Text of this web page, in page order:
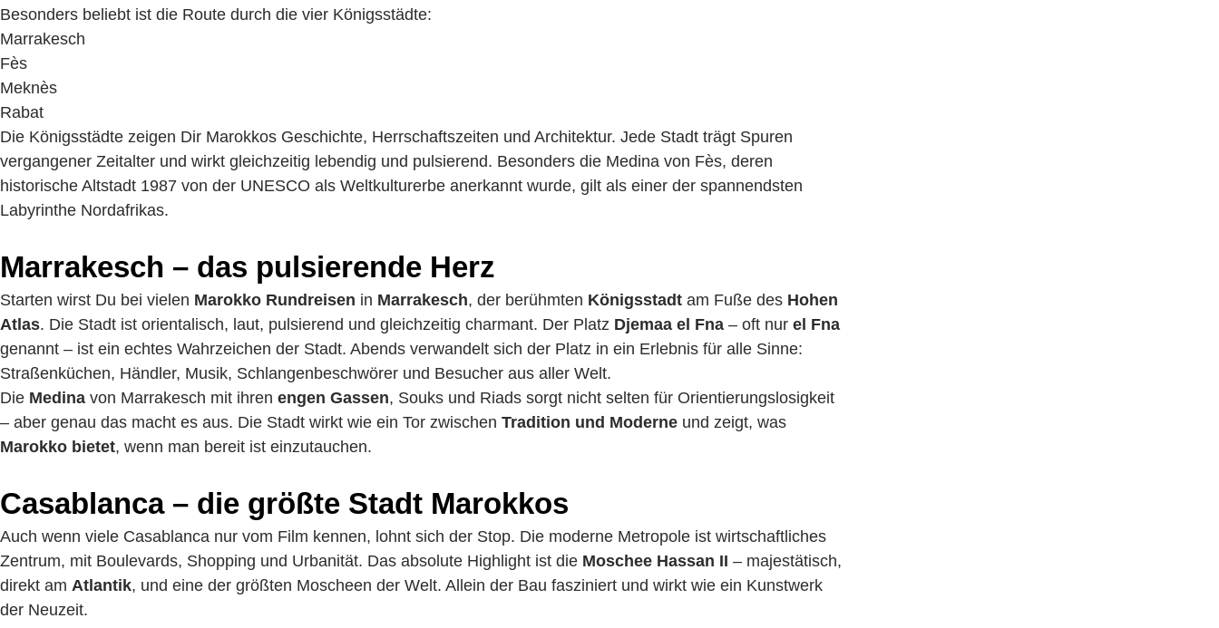
Besonders beliebt ist die Route durch die vier Königsstädte:
Marrakesch
Fès
Meknès
Rabat
Die Königsstädte zeigen Dir Marokkos Geschichte, Herrschaftszeiten und Architektur. Jede Stadt trägt Spuren
vergangener Zeitalter und wirkt gleichzeitig lebendig und pulsierend. Besonders die Medina von Fès, deren
historische Altstadt 1987 von der UNESCO als Weltkulturerbe anerkannt wurde, gilt als einer der spannendsten
Labyrinthe Nordafrikas.
Marrakesch – das pulsierende Herz
Starten wirst Du bei vielen Marokko Rundreisen in Marrakesch, der berühmten Königsstadt am Fuße des Hohen
Atlas. Die Stadt ist orientalisch, laut, pulsierend und gleichzeitig charmant. Der Platz Djemaa el Fna – oft nur el Fna
genannt – ist ein echtes Wahrzeichen der Stadt. Abends verwandelt sich der Platz in ein Erlebnis für alle Sinne:
Straßenküchen, Händler, Musik, Schlangenbeschwörer und Besucher aus aller Welt.
Die Medina von Marrakesch mit ihren engen Gassen, Souks und Riads sorgt nicht selten für Orientierungslosigkeit
– aber genau das macht es aus. Die Stadt wirkt wie ein Tor zwischen Tradition und Moderne und zeigt, was
Marokko bietet, wenn man bereit ist einzutauchen.
Casablanca – die größte Stadt Marokkos
Auch wenn viele Casablanca nur vom Film kennen, lohnt sich der Stop. Die moderne Metropole ist wirtschaftliches
Zentrum, mit Boulevards, Shopping und Urbanität. Das absolute Highlight ist die Moschee Hassan II – majestätisch,
direkt am Atlantik, und eine der größten Moscheen der Welt. Allein der Bau fasziniert und wirkt wie ein Kunstwerk
der Neuzeit.